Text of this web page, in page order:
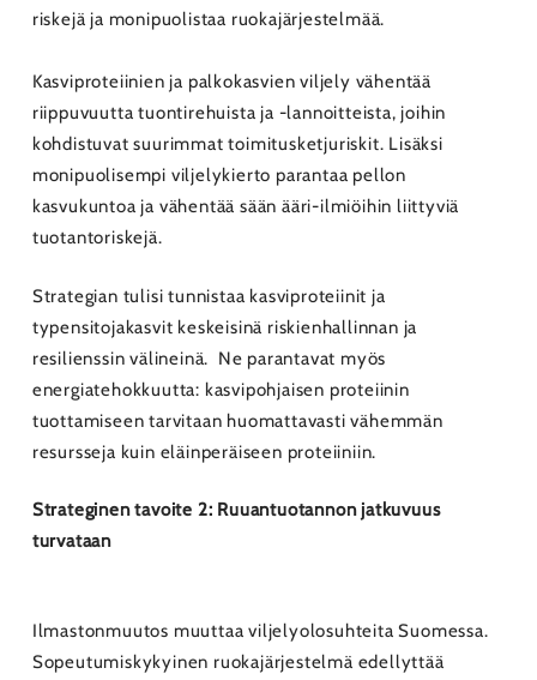
riskejä ja monipuolistaa ruokajärjestelmää.
Kasviproteiinien ja palkokasvien viljely vähentää
riippuvuutta tuontirehuista ja -lannoitteista, joihin
kohdistuvat suurimmat toimitusketjuriskit. Lisäksi
monipuolisempi viljelykierto parantaa pellon
kasvukuntoa ja vähentää sään ääri-ilmiöihin liittyviä
tuotantoriskejä.
Strategian tulisi tunnistaa kasviproteiinit ja
typensitojakasvit keskeisinä riskienhallinnan ja
resilienssin välineinä. Ne parantavat myös
energiatehokkuutta: kasvipohjaisen proteiinin
tuottamiseen tarvitaan huomattavasti vähemmän
resursseja kuin eläinperäiseen proteiiniin.
Strateginen tavoite 2: Ruuantuotannon jatkuvuus
turvataan
Ilmastonmuutos muuttaa viljelyolosuhteita Suomessa.
Sopeutumiskykyinen ruokajärjestelmä edellyttää